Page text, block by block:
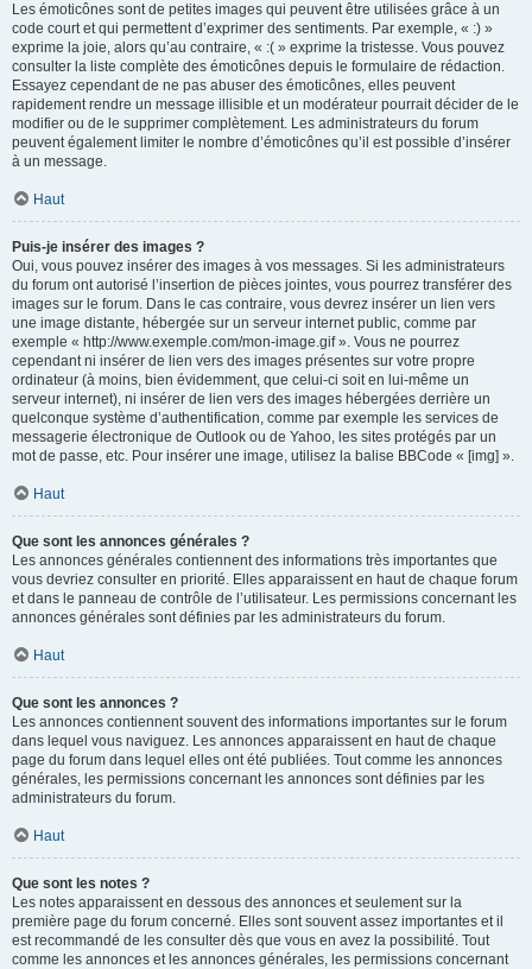
Les émoticônes sont de petites images qui peuvent être utilisées grâce à un
code court et qui permettent d’exprimer des sentiments. Par exemple, « :) »
exprime la joie, alors qu’au contraire, « :( » exprime la tristesse. Vous pouvez
consulter la liste complète des émoticônes depuis le formulaire de rédaction.
Essayez cependant de ne pas abuser des émoticônes, elles peuvent
rapidement rendre un message illisible et un modérateur pourrait décider de le
modifier ou de le supprimer complètement. Les administrateurs du forum
peuvent également limiter le nombre d’émoticônes qu’il est possible d’insérer
à un message.
Haut
Puis-je insérer des images ?
Oui, vous pouvez insérer des images à vos messages. Si les administrateurs
du forum ont autorisé l’insertion de pièces jointes, vous pourrez transférer des
images sur le forum. Dans le cas contraire, vous devrez insérer un lien vers
une image distante, hébergée sur un serveur internet public, comme par
exemple « http://www.exemple.com/mon-image.gif ». Vous ne pourrez
cependant ni insérer de lien vers des images présentes sur votre propre
ordinateur (à moins, bien évidemment, que celui-ci soit en lui-même un
serveur internet), ni insérer de lien vers des images hébergées derrière un
quelconque système d’authentification, comme par exemple les services de
messagerie électronique de Outlook ou de Yahoo, les sites protégés par un
mot de passe, etc. Pour insérer une image, utilisez la balise BBCode « [img] ».
Haut
Que sont les annonces générales ?
Les annonces générales contiennent des informations très importantes que
vous devriez consulter en priorité. Elles apparaissent en haut de chaque forum
et dans le panneau de contrôle de l’utilisateur. Les permissions concernant les
annonces générales sont définies par les administrateurs du forum.
Haut
Que sont les annonces ?
Les annonces contiennent souvent des informations importantes sur le forum
dans lequel vous naviguez. Les annonces apparaissent en haut de chaque
page du forum dans lequel elles ont été publiées. Tout comme les annonces
générales, les permissions concernant les annonces sont définies par les
administrateurs du forum.
Haut
Que sont les notes ?
Les notes apparaissent en dessous des annonces et seulement sur la
première page du forum concerné. Elles sont souvent assez importantes et il
est recommandé de les consulter dès que vous en avez la possibilité. Tout
comme les annonces et les annonces générales, les permissions concernant